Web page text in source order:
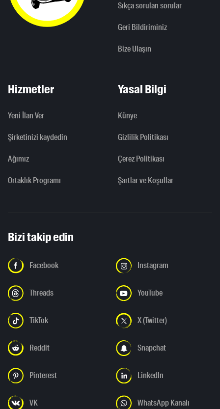
Sıkça sorulan sorular
Geri Bildiriminiz
Bize Ulaşın
Hizmetler
Yeni İlan Ver
Şirketinizi kaydedin
Ağımız
Ortaklık Programı
Yasal Bilgi
Künye
Gizlilik Politikası
Çerez Politikası
Şartlar ve Koşullar
Bizi takip edin
Facebook Instagram
Threads YouTube
TikTok X (Twitter)
Reddit Snapchat
Pinterest LinkedIn
VK WhatsApp Kanalı